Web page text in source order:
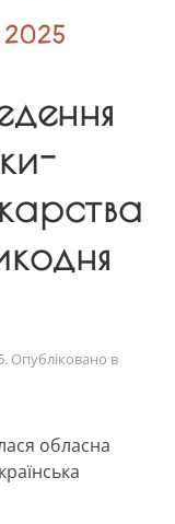
. Опубліковано в
обласна